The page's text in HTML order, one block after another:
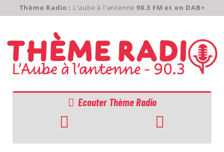
Thème Radio : L'aube à l'antenne 90.3 FM et en DAB+
Ecouter Thème Radio